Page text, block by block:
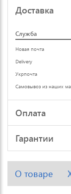
Доставка
Служба
Новая почта
Delivery
Укрпочта
Самовывоз из наших
Оплата
Гарантии
О товаре